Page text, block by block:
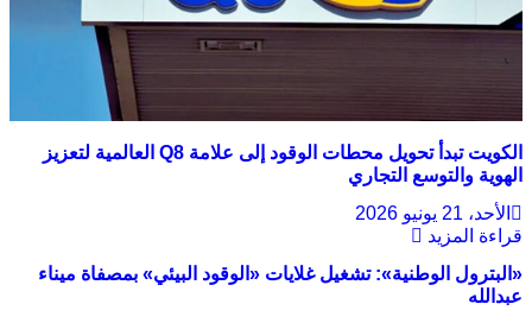
الكويت تبدأ تحويل محطات الوقود إلى علامة Q8 العالمية لتعزيز
الهوية والتوسع التجاري
الأحد، 21 يونيو 2026
قراءة المزيد
«البترول الوطنية»: تشغيل غلايات «الوقود البيئي» بمصفاة ميناء
عبدالله